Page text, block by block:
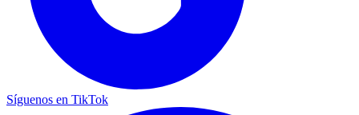
Síguenos en TikTok